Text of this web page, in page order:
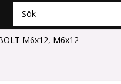
M6x12, M6x12